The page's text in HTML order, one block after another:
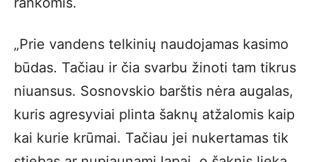
„Prie vandens telkinių naudojamas kasimo
būdas. Tačiau ir čia svarbu žinoti tam tikrus
niuansus. Sosnovskio barštis nėra augalas,
kuris agresyviai plinta šaknų atžalomis kaip
kai kurie krūmai. Tačiau jei nukertamas tik